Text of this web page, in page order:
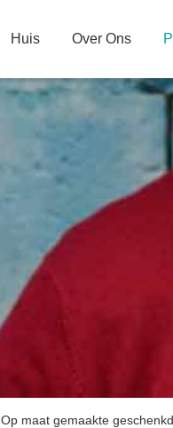
Huis Over Ons
Op maat gemaakte